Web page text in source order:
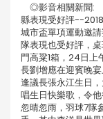
◎影音相關新聞:
縣表現受好評--
城市盃單項運動邀
隊表現也受好評，
門高粱1箱，24日上
長劉增應在迎賓晚
逢議長張永江生日
唱生日快樂歌，令
忽晴忽雨，羽球7隊